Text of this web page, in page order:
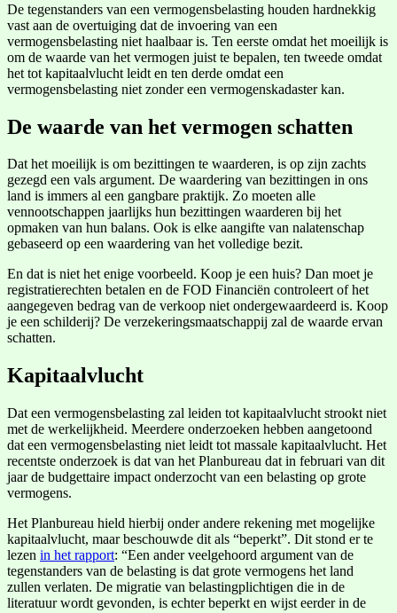
De tegenstanders van een vermogensbelasting houden hardnekkig
vast aan de overtuiging dat de invoering van een
vermogensbelasting niet haalbaar is. Ten eerste omdat het moeilijk is
om de waarde van het vermogen juist te bepalen, ten tweede omdat
het tot kapitaalvlucht leidt en ten derde omdat een
vermogensbelasting niet zonder een vermogenskadaster kan.
De waarde van het vermogen schatten
Dat het moeilijk is om bezittingen te waarderen, is op zijn zachts
gezegd een vals argument. De waardering van bezittingen in ons
land is immers al een gangbare praktijk. Zo moeten alle
vennootschappen jaarlijks hun bezittingen waarderen bij het
opmaken van hun balans. Ook is elke aangifte van nalatenschap
gebaseerd op een waardering van het volledige bezit.
En dat is niet het enige voorbeeld. Koop je een huis? Dan moet je
registratierechten betalen en de FOD Financiën controleert of het
aangegeven bedrag van de verkoop niet ondergewaardeerd is. Koop
je een schilderij? De verzekeringsmaatschappij zal de waarde ervan
schatten.
Kapitaalvlucht
Dat een vermogensbelasting zal leiden tot kapitaalvlucht strookt niet
met de werkelijkheid. Meerdere onderzoeken hebben aangetoond
dat een vermogensbelasting niet leidt tot massale kapitaalvlucht. Het
recentste onderzoek is dat van het Planbureau dat in februari van dit
jaar de budgettaire impact onderzocht van een belasting op grote
vermogens.
Het Planbureau hield hierbij onder andere rekening met mogelijke
kapitaalvlucht, maar beschouwde dit als “beperkt”. Dit stond er te
lezen in het rapport: “Een ander veelgehoord argument van de
tegenstanders van de belasting is dat grote vermogens het land
zullen verlaten. De migratie van belastingplichtigen die in de
literatuur wordt gevonden, is echter beperkt en wijst eerder in de